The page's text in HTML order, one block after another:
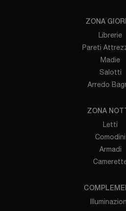
ZONA
Librerie
Pareti
Madie
Salotti
Arredo
ZONA
Letti
Comodini
Armadi